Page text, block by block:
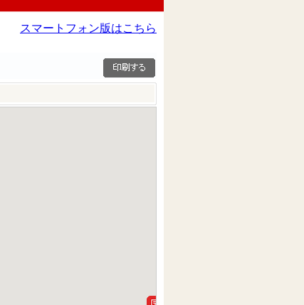
スマートフォン版はこちら